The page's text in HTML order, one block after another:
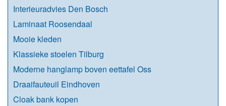
Interieuradvies Den Bosch
Laminaat Roosendaal
Mooie kleden
Klassieke stoelen Tilburg
Moderne hanglamp boven eettafel Oss
Draaifauteuil Eindhoven
Cloak bank kopen